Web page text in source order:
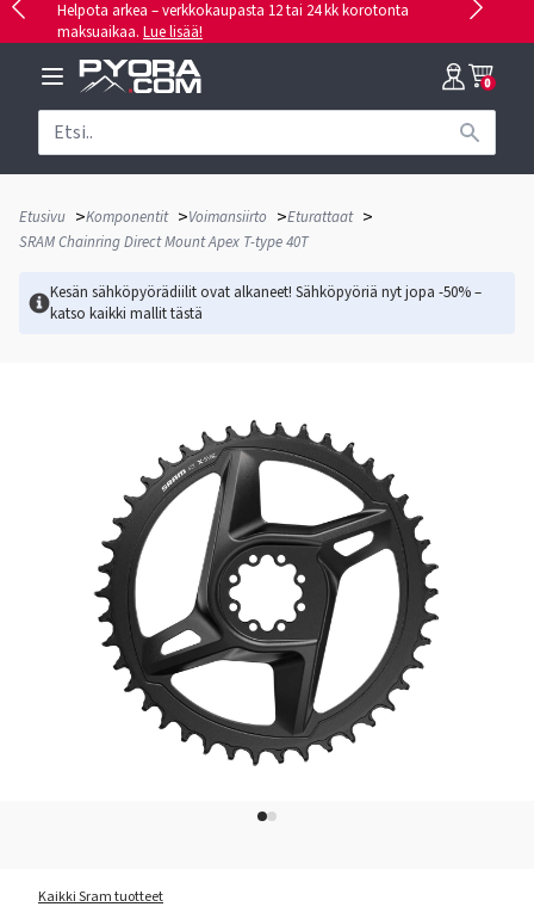
Helpota arkea – verkkokaupasta 12 tai 24 kk korotonta
maksuaikaa. Lue lisää!
0
Etusivu >Komponentit >Voimansiirto >Eturattaat >
SRAM Chainring Direct Mount Apex T-type 40T
Kesän sähköpyörädiilit ovat alkaneet! Sähköpyöriä nyt jopa -50% –
katso kaikki mallittästä
Kaikki Sram tuotteet